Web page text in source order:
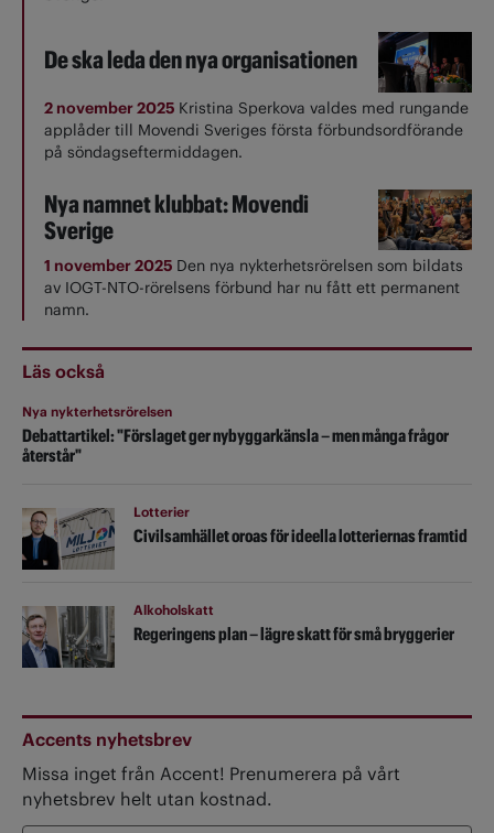
De ska leda den nya organisationen
2 november 2025 Kristina Sperkova valdes med rungande
applåder till Movendi Sveriges första förbundsordförande
på söndagseftermiddagen.
Nya namnet klubbat: Movendi
Sverige
1 november 2025 Den nya nykterhetsrörelsen som bildats
av IOGT-NTO-rörelsens förbund har nu fått ett permanent
namn.
Läs också
Nya nykterhetsrörelsen
Debattartikel:"Förslaget ger nybyggarkänsla – men många frågor
återstår"
Lotterier
Civilsamhället oroas för ideella lotteriernas framtid
Alkoholskatt
Regeringens plan – lägre skatt för små bryggerier
Accents nyhetsbrev
Missa inget från Accent! Prenumerera på vårt
nyhetsbrev helt utan kostnad.